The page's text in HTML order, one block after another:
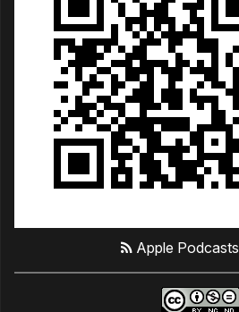
Apple Podcasts